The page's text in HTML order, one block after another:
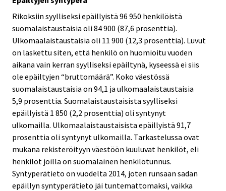
Rikoksiin syylliseksi epäillyistä 96 950 henkilöistä
suomalaistaustaisia oli 84 900 (87,6 prosenttia).
Ulkomaalaistaustaisia oli 11 900 (12,3 prosenttia). Luvut
on laskettu siten, että henkilö on huomioitu vuoden
aikana vain kerran syylliseksi epäiltynä, kyseessä ei siis
ole epäiltyjen “bruttomäärä”. Koko väestössä
suomalaistaustaisia on 94,1 ja ulkomaalaistaustaisia
5,9 prosenttia. Suomalaistaustaisista syylliseksi
epäillyistä 1 850 (2,2 prosenttia) oli syntynyt
ulkomailla. Ulkomaalaistaustaisista epäillyistä 91,7
prosenttia oli syntynyt ulkomailla. Tarkastelussa ovat
mukana rekisteröityyn väestöön kuuluvat henkilöt, eli
henkilöt joilla on suomalainen henkilötunnus.
Syntyperätieto on vuodelta 2014, joten runsaan sadan
epäillyn syntyperätieto jäi tuntemattomaksi, vaikka